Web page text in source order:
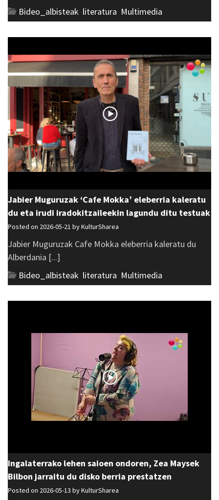
Bideo_albisteak literatura Multimedia
Jabier Muguruzak ‘Cafe Mokka’ eleberria kaleratu
du eta irudi iradokitzaileekin lagundu ditu testuak
Posted on 2026-05-21 byKulturSharea
Jabier Muguruzak Cafe Mokka eleberria kaleratu du
Alberdania [...]
Bideo_albisteak literatura Multimedia
Ingalaterrako lehen saioen ondoren, Zea Maysek
Bilbon jarraitu du disko berria prestatzen
Posted on 2026-05-13 byKulturSharea